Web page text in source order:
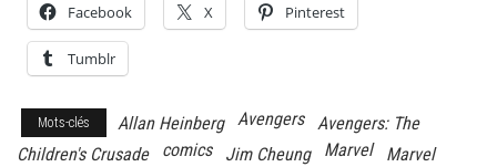
Facebook X Pinterest
Tumblr
Mots-clés Allan Heinberg Avengers
Avengers: The
Children's Crusade
comics Jim Cheung Marvel
Marvel